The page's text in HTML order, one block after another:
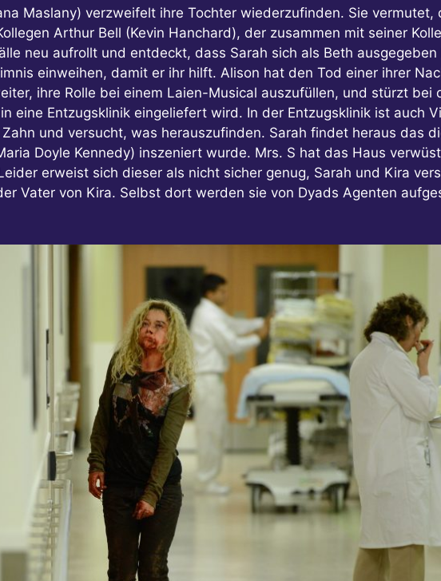
Maslany) verzweifelt ihre Tochter wiederzufinden. Sie vermutet,
Arthur Bell (Kevin Hanchard), der zusammen mit seiner
neu aufrollt und entdeckt, dass Sarah sich als Beth
einweihen, damit er ihr hilft. Alison hat den Tod einer ihrer
ihre Rolle bei einem Laien-Musical auszufüllen, und stürzt bei
eine Entzugsklinik eingeliefert wird. In der Entzugsklinik ist auch
und versucht, was herauszufinden. Sarah findet heraus das
Doyle Kennedy) inszeniert wurde. Mrs. S hat das Haus
erweist sich dieser als nicht sicher genug, Sarah und Kira
Vater von Kira. Selbst dort werden sie von Dyads Agenten